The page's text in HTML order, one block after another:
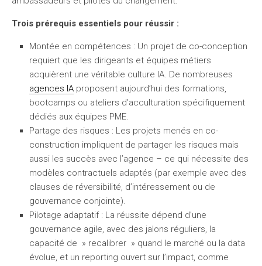
Trois prérequis essentiels pour réussir :
Montée en compétences : Un projet de co-conception
requiert que les dirigeants et équipes métiers
acquièrent une véritable culture IA. De nombreuses
agences IA proposent aujourd’hui des formations,
bootcamps ou ateliers d’acculturation spécifiquement
dédiés aux équipes PME.
Partage des risques : Les projets menés en co-
construction impliquent de partager les risques mais
aussi les succès avec l’agence – ce qui nécessite des
modèles contractuels adaptés (par exemple avec des
clauses de réversibilité, d’intéressement ou de
gouvernance conjointe).
Pilotage adaptatif: La réussite dépend d’une
gouvernance agile, avec des jalons réguliers, la
capacité de » recalibrer » quand le marché ou la data
évolue, et un reporting ouvert sur l’impact, comme